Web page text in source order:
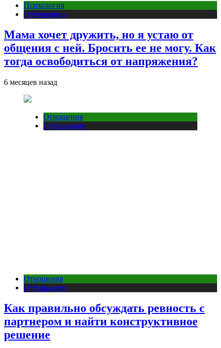
Психология
Публикации
Мама хочет дружить, но я устаю от
общения с ней. Бросить ее не могу. Как
тогда освободиться от напряжения?
6 месяцев назад
Отношения
Публикации
Отношения
Публикации
Как правильно обсуждать ревность с
партнером и найти конструктивное
решение